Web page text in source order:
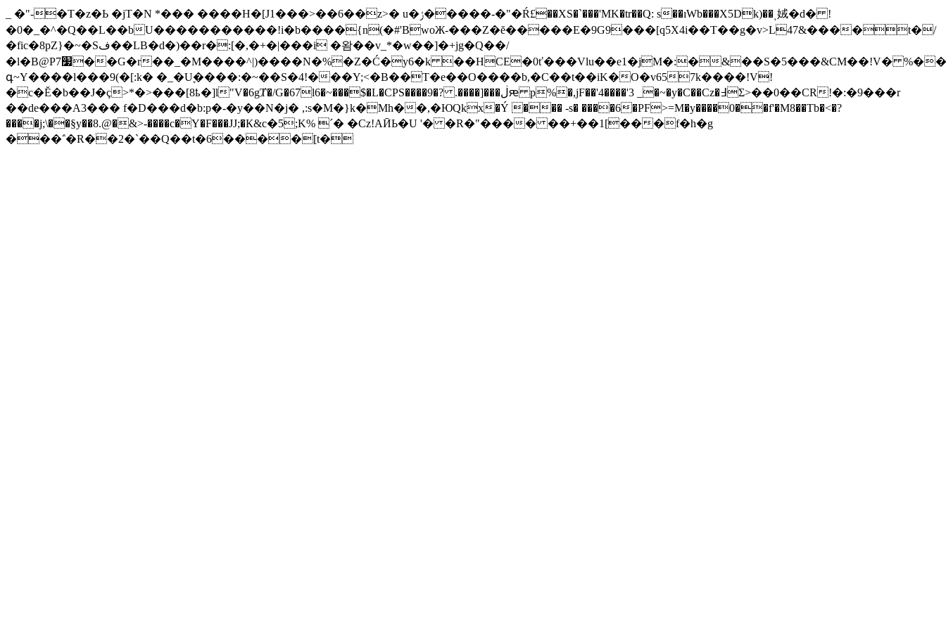
_ �"-�T�z�Ь �jT�N *��� ����H�[J1���>��6��z>� u�ݬ�����-�"�Ŕ£��XS�`���'MK�tr��Q: s��ıWb���X5Dk)��ͺ娀�d� !
�0�_�^�Q��L��bU�����������!i�b����{n(�#'BwoЖ-���Z�ĕ�����E�9G9���[q5X4i��T��g�v>L47&����t�/
�fic�8pZ}�~�Sف��LB�d�)��r�:[�,�+�|���i �왐��v_*�w��]�+jg�Q��/
�l�B@P7׷��G�r��_�M����^|)����N�%�Z�Ć�y6�k ��HCE�0ť���Vlu��e1�jM�:�&��S�5���&CM��!V� %�����1&�Uo�O?aC{i�(<vb&C����@7x��j���W[���xr�)C3U�{c5-
գ~Y����l���9(�[:k� �_�Uׇ����:�~��S�4!���Y;<�B��T�e��O����b,�C��t��iK�O�v657k����!V!
�c�Ĕ�b��J�ç>*�>���[8ҍ�]l"V�6gȾ�/G�67l6�~���$�L�CPS����9�? .����]���ڶԙ p%�,jF��'4����'3 _�~�y�C��Cz�߃Ʃ>��0��CR!�:�9���r
��de���A3��� f�D���d�b:p�-�y��N�j� ,:s�M�}k�Mh��,�ЮQkx�Ý ��� -s� ����6�PF>=M�y����0��f'�M8��Tb�<�?
����j;\��§y��8.@�&>-����c�Y�F���JJ;�К&c�5;K% ˊ� �Cz!AӢЬ�U '� �R�"���� ��+��1[���f�h�g
���΅�R��2�`��Q��t�6����[t�